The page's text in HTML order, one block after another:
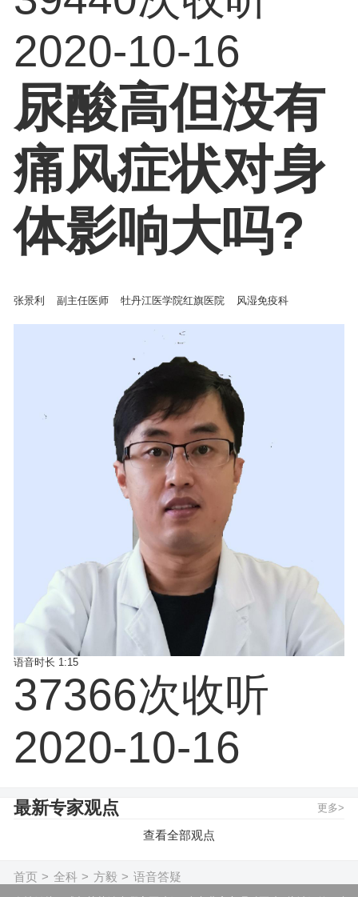
2020-10-16
尿酸高但没有
痛风症状对身
体影响大吗?
张景利 副主任医师 牡丹江医学院红旗医院 风湿免疫科
语音时长 1:15
37366次收听
2020-10-16
最新专家观点 更多>
查看全部观点
首页 > 全科 > 方毅 > 语音答疑